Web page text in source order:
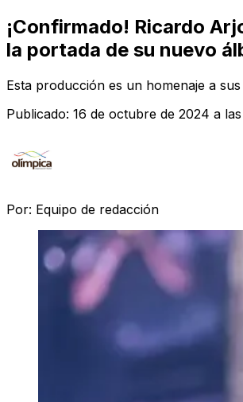
¡Confirmado! Ricardo
la portada de su nuevo
Esta producción es un homenaje a
Publicado: 16 de octubre de 2024 a las
Por: Equipo de redacción